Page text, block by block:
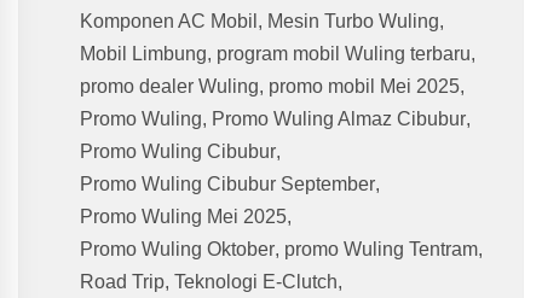
Komponen AC Mobil , Mesin Turbo Wuling,
Mobil Limbung, program mobil Wuling terbaru,
promo dealer Wuling, promo mobil Mei 2025,
Promo Wuling, Promo Wuling Almaz Cibubur,
Promo Wuling Cibubur,
Promo Wuling Cibubur September,
Promo Wuling Mei 2025,
Promo Wuling Oktober, promo Wuling Tentram,
Road Trip, Teknologi E-Clutch,